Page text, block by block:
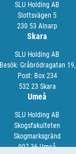
SLU Holding AB
Slottsvägen 5
230 53 Alnarp
Skara
SLU Holding AB
Besök: Gråbrödragatan 19,
Post: Box 234
532 23 Skara
Umeå
SLU Holding AB
Skogsfakulteten
Skogmarksgränd
907 36 Umeå